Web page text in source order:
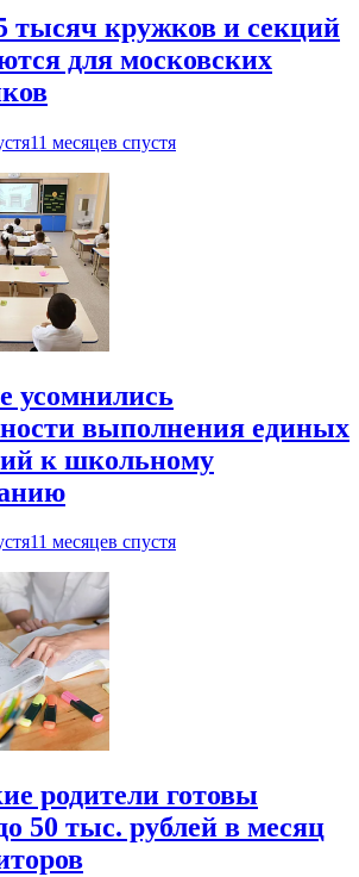
тысяч кружков и секций
для московских
11 месяцев спустя
усомнились
выполнения единых
к школьному
11 месяцев спустя
родители готовы
50 тыс. рублей в месяц